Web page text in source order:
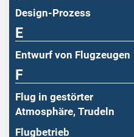
Design-Prozess
E
Entwurf von Flugzeugen
F
Flug in gestörter
Atmosphäre, Trudeln
Flugbetrieb